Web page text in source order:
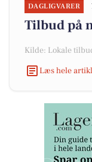
DAGLIGVARER
Tilbud på
Kilde: Lokale
Læs hele